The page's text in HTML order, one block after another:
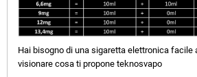
Hai bisogno di una sigaretta elettronica facile
visionare cosa ti propone teknosvapo